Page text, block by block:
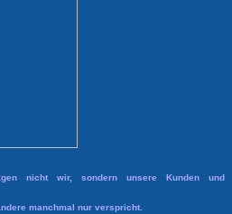
nicht wir, sondern unsere Kunden und
manchmal nur verspricht.